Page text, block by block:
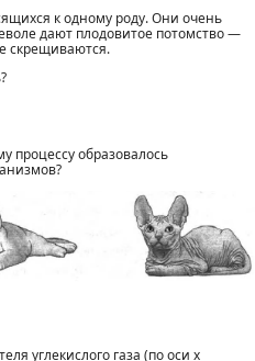
к одному роду. Они очень
дают плодовитое потомство —
скрещиваются.
процессу образовалось
углекислого газа (по оси х